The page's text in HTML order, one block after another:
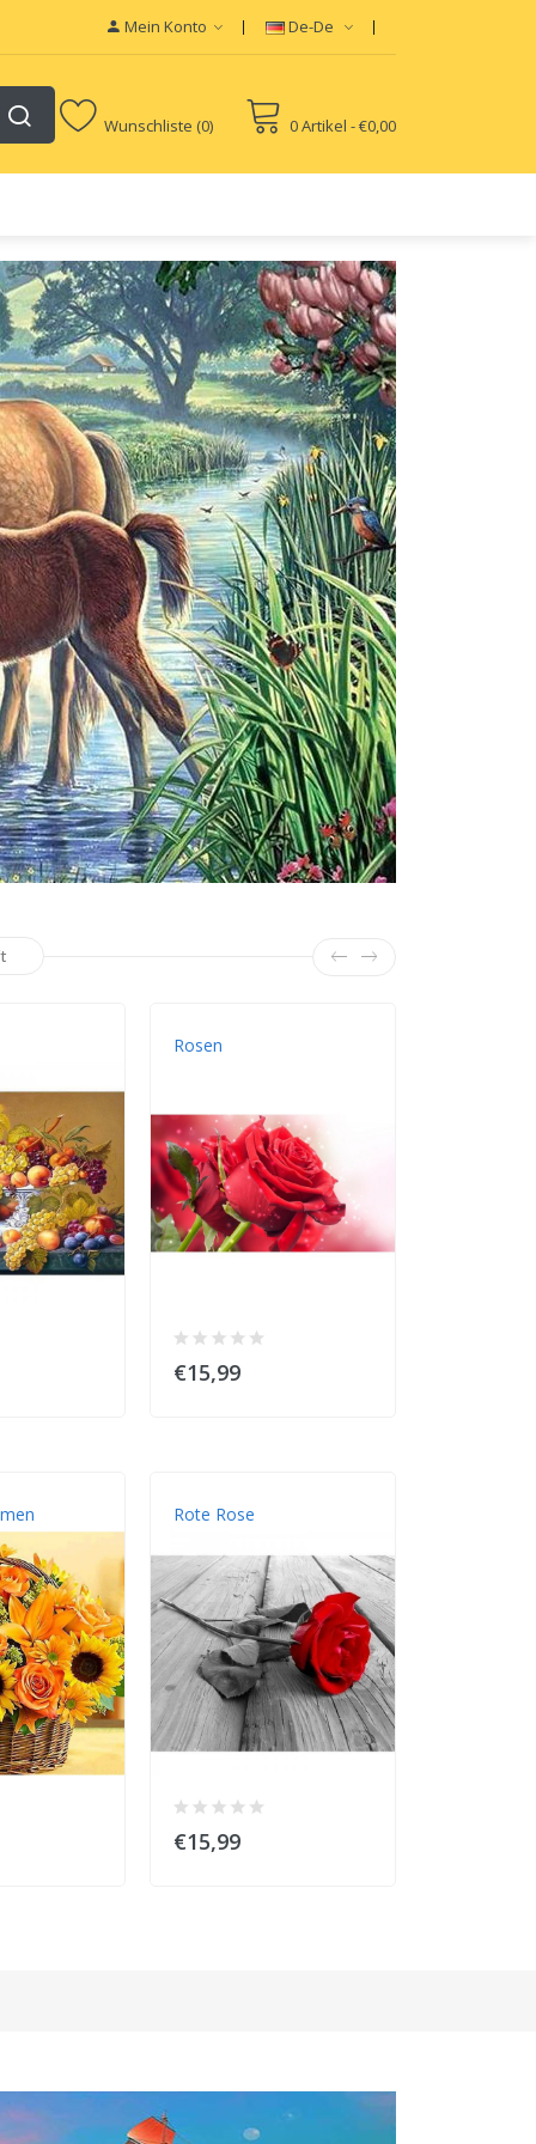
Mein Konto De-De
Wunschliste (0) 0 Artikel - €0,00
Rosen
€15,99
Rote Rose
€15,99